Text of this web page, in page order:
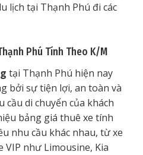
lịch tại Thạnh Phú đi các
Phú Tính Theo K/M
tại Thạnh Phú hiện nay
bởi sự tiện lợi, an toàn và
di chuyển của khách
bảng giá thuê xe tính
nhu cầu khác nhau, từ xe
VIP như Limousine, Kia